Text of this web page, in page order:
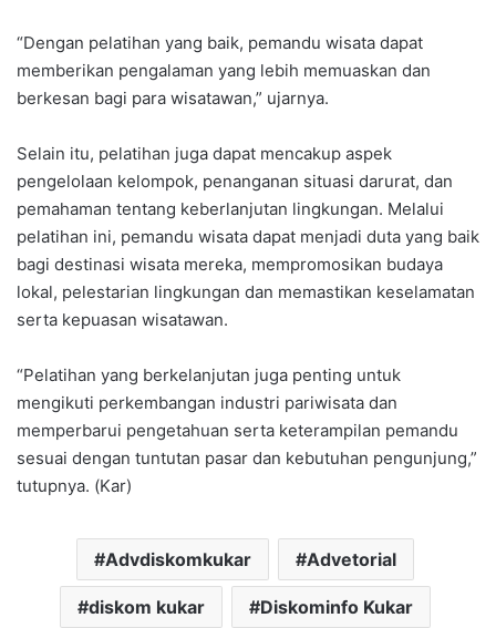
“Dengan pelatihan yang baik, pemandu wisata dapat
memberikan pengalaman yang lebih memuaskan dan
berkesan bagi para wisatawan,” ujarnya.
Selain itu, pelatihan juga dapat mencakup aspek
pengelolaan kelompok, penanganan situasi darurat, dan
pemahaman tentang keberlanjutan lingkungan. Melalui
pelatihan ini, pemandu wisata dapat menjadi duta yang baik
bagi destinasi wisata mereka, mempromosikan budaya
lokal, pelestarian lingkungan dan memastikan keselamatan
serta kepuasan wisatawan.
“Pelatihan yang berkelanjutan juga penting untuk
mengikuti perkembangan industri pariwisata dan
memperbarui pengetahuan serta keterampilan pemandu
sesuai dengan tuntutan pasar dan kebutuhan pengunjung,”
tutupnya. (Kar)
Advdiskomkukar Advetorial
diskom kukar Diskominfo Kukar